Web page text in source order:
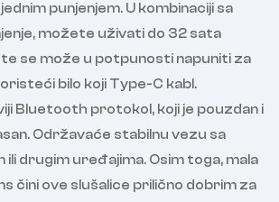
punjenjem. U kombinaciji sa
možete uživati do 32 sata
se može u potpunosti napuniti za
bilo koji Type-C kabl.
Bluetooth protokol, koji je pouzdan i
Održavaće stabilnu vezu sa
drugim uređajima. Osim toga, mala
čini ove slušalice prilično dobrim za